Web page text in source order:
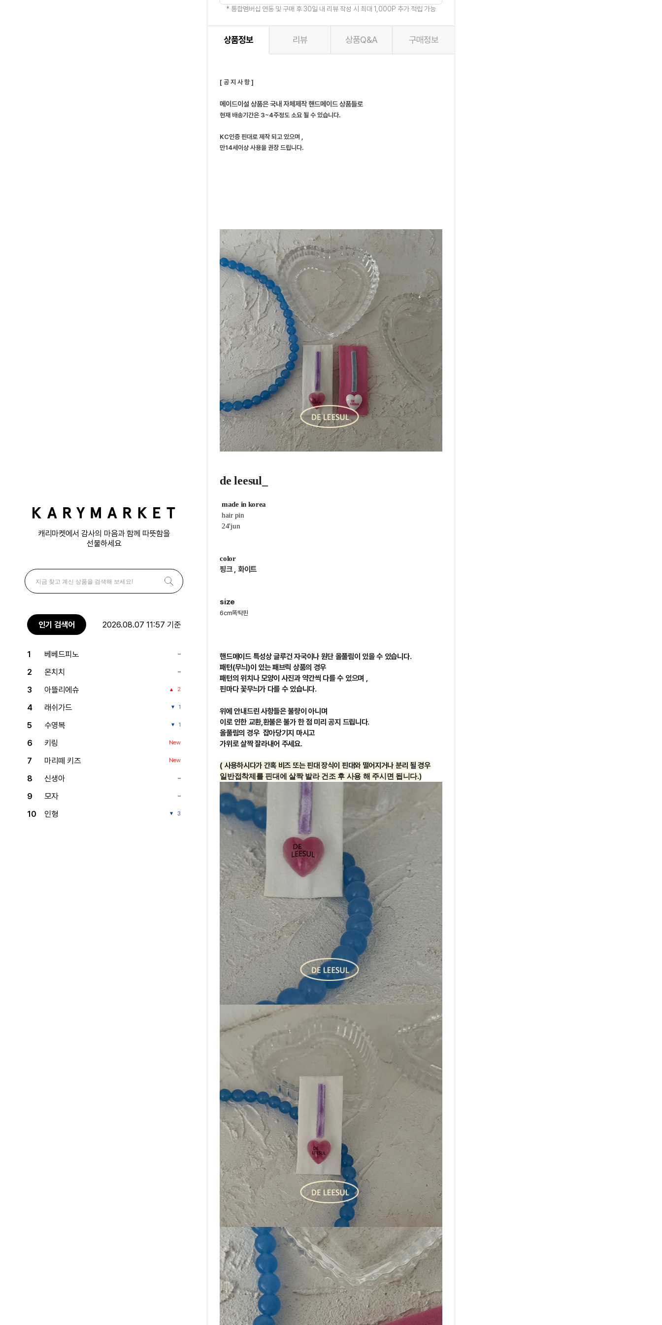
캐리마켓에서 감사의 마음과 함께 따뜻함을
선물하세요
인기 검색어 2026.08.07 11:57 기준
1
베베드피노
2
몬치치
3
아뜰리에슈 2
4 래쉬가드 1
5 수영복 1
6 키링 New
7 마리떼 키즈 New
8
신생아
9
모자
10
인형 3
* 통합멤버십 연동 및 구매 후 30일 내 리뷰 작성 시 최대 1,000P 추가 적립 가능
상품정보 리뷰 상품Q&A 구매정보
[ 공 지 사 항 ]
메이드이설 상품은 국내 자체제작 핸드메이드 상품들로
현재 배송기간은 3~4주정도 소요 될 수 있습니다.
KC인증 핀대로 제작 되고 있으며 ,
만14세이상 사용을 권장 드립니다.
de leesul_
made in korea
hair pin
24'jun
color
핑크 , 화이트
size
6cm똑딱핀
핸드메이드 특성상 글루건 자국이나 원단 올풀림이 있을 수 있습니다.
패턴(무늬)이 있는 패브릭 상품의 경우
패턴의 위치나 모양이 사진과 약간씩 다를 수 있으며 ,
핀마다 꽃무늬가 다를 수 있습니다.
위에 안내드린 사항들은 불량이 아니며
이로 인한 교환,환불은 불가 한 점 미리 공지 드립니다.
올풀림의 경우 잡아당기지 마시고
가위로 살짝 잘라내어 주세요.
( 사용하시다가 간혹 비즈 또는 핀대 장식이 핀대와 떨어지거나 분리 될 경우
일반접착제를 핀대에 살짝 발라 건조 후 사용 해 주시면 됩니다.)